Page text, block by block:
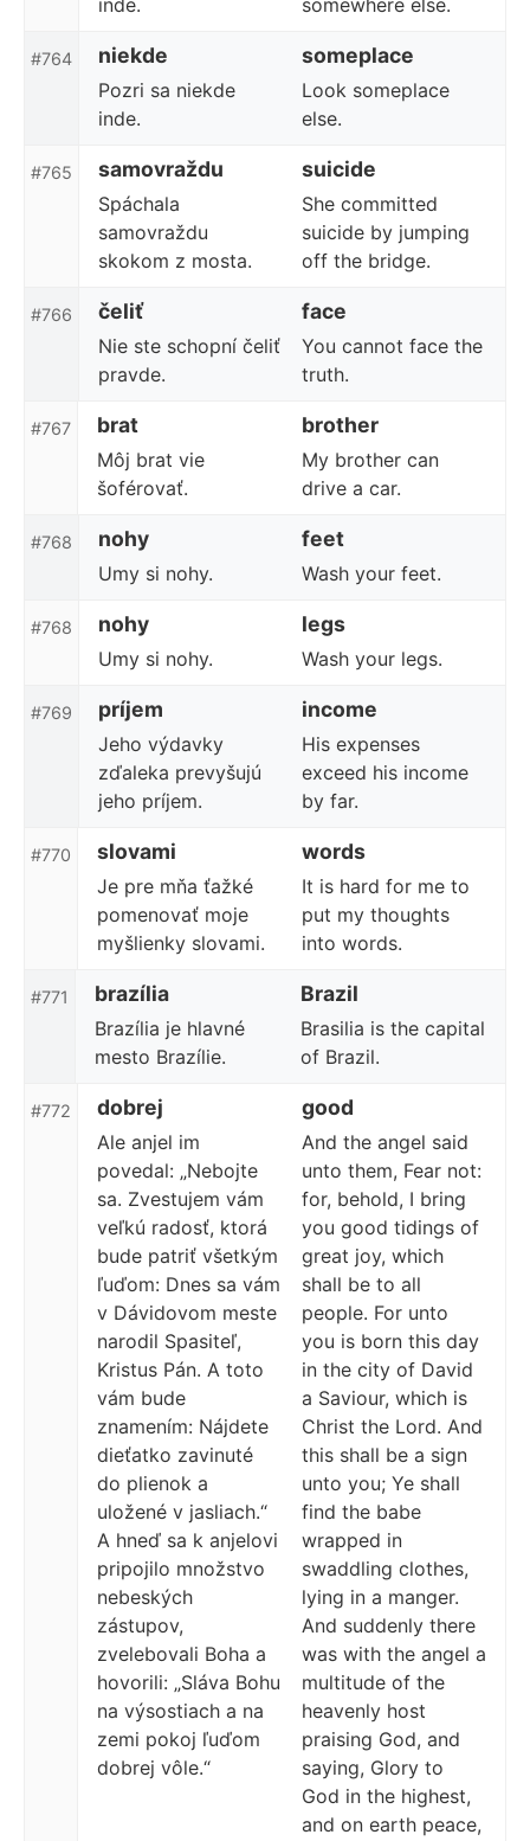
inde.
somewhere else.
#764 niekde someplace
Pozri sa niekde
inde.
Look someplace
else.
#765 samovraždu suicide
Spáchala
samovraždu
skokom z mosta.
She committed
suicide by jumping
off the bridge.
#766 čeliť face
Nie ste schopní čeliť
pravde.
You cannot face the
truth.
#767 brat brother
Môj brat vie
šoférovať.
My brother can
drive a car.
#768 nohy feet
Umy si nohy. Wash your feet.
#768 nohy legs
Umy si nohy. Wash your legs.
#769 príjem income
Jeho výdavky
zďaleka prevyšujú
jeho príjem.
His expenses
exceed his income
by far.
#770 slovami words
Je pre mňa ťažké
pomenovať moje
myšlienky slovami.
It is hard for me to
put my thoughts
into words.
#771 brazília Brazil
Brazília je hlavné
mesto Brazílie.
Brasilia is the capital
of Brazil.
#772 dobrej good
Ale anjel im
povedal: „Nebojte
sa. Zvestujem vám
veľkú radosť, ktorá
bude patriť všetkým
ľuďom: Dnes sa vám
v Dávidovom meste
narodil Spasiteľ,
Kristus Pán. A toto
vám bude
znamením: Nájdete
dieťatko zavinuté
do plienok a
uložené v jasliach.“
A hneď sa k anjelovi
pripojilo množstvo
nebeských
zástupov,
zvelebovali Boha a
hovorili: „Sláva Bohu
na výsostiach a na
zemi pokoj ľuďom
dobrej vôle.“
And the angel said
unto them, Fear not:
for, behold, I bring
you good tidings of
great joy, which
shall be to all
people. For unto
you is born this day
in the city of David
a Saviour, which is
Christ the Lord. And
this shall be a sign
unto you; Ye shall
find the babe
wrapped in
swaddling clothes,
lying in a manger.
And suddenly there
was with the angel a
multitude of the
heavenly host
praising God, and
saying, Glory to
God in the highest,
and on earth peace,